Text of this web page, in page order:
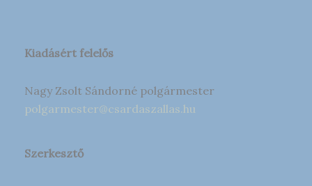
Kiadásért felelős
Nagy Zsolt Sándorné polgármester
polgarmester@csardaszallas.hu
Szerkesztő